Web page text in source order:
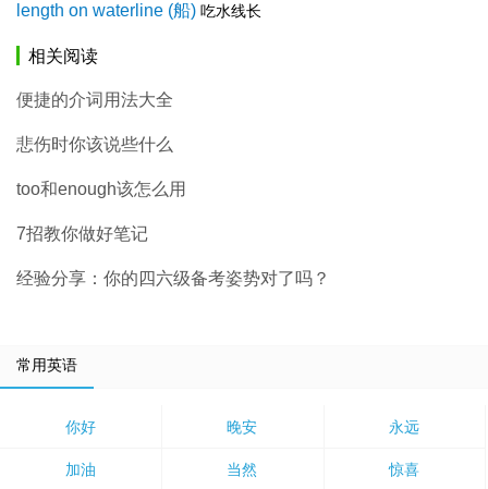
length on waterline (船) 吃水线长
相关阅读
便捷的介词用法大全
悲伤时你该说些什么
too和enough该怎么用
7招教你做好笔记
经验分享：你的四六级备考姿势对了吗？
常用英语
你好 晚安 永远
加油 当然 惊喜